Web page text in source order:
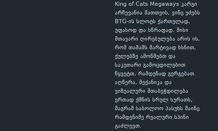
King of Cats Megaways კარგი
არჩევანია მათთვის, ვინც ეძებს
BTG-ის სლოტს ქართულად,
უფასოდ და სწრაფად. მისი
მთავარი ღირებულება არის ის,
რომ თამაშს მარტივად ხსნით,
ქულებზე ამოწმებთ და
საკუთარი გამოცდილებით
წყვეტთ, რამდენად გერგებათ.
აღწერა, მექანიკა და
ვიზუალური შთაბეჭდილება
ერთად ქმნის სრულ სურათს,
მაგრამ საბოლოო პასუხს მაინც
რამდენიმე რეალური სპინი
გაძლევთ.